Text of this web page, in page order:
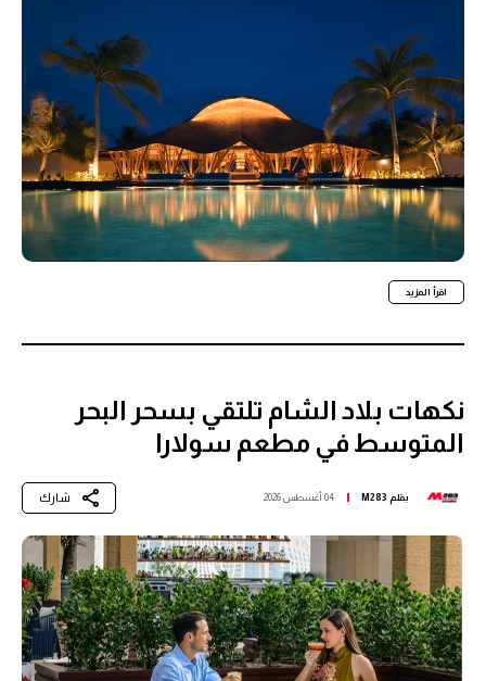
اقرأ المزيد
نكهات بلاد الشام تلتقي بسحر البحر
المتوسط في مطعم سولارا
بقلم M283 04 أغسطس 2026 شارك